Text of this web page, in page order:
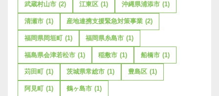
武蔵村山市 (2) 江東区 (1) 沖縄県浦添市 (1)
清瀬市 (1) 産地連携支援緊急対策事業 (2)
福岡県岡垣町 (1) 福岡県糸島市 (1)
福島県会津若松市 (1) 稲敷市 (1) 船橋市 (1)
苅田町 (1) 茨城県常総市 (1) 豊島区 (1)
阿見町 (1) 鶴ヶ島市 (1)